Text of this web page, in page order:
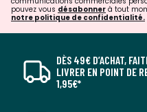
pouvez vous désabonner à tout
notre politique de confidentialité.
DÈS 49€ D’ACHAT,
LIVRER EN POINT DE
1,95€*